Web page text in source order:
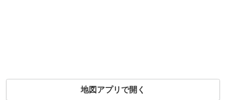
地図アプリで開く